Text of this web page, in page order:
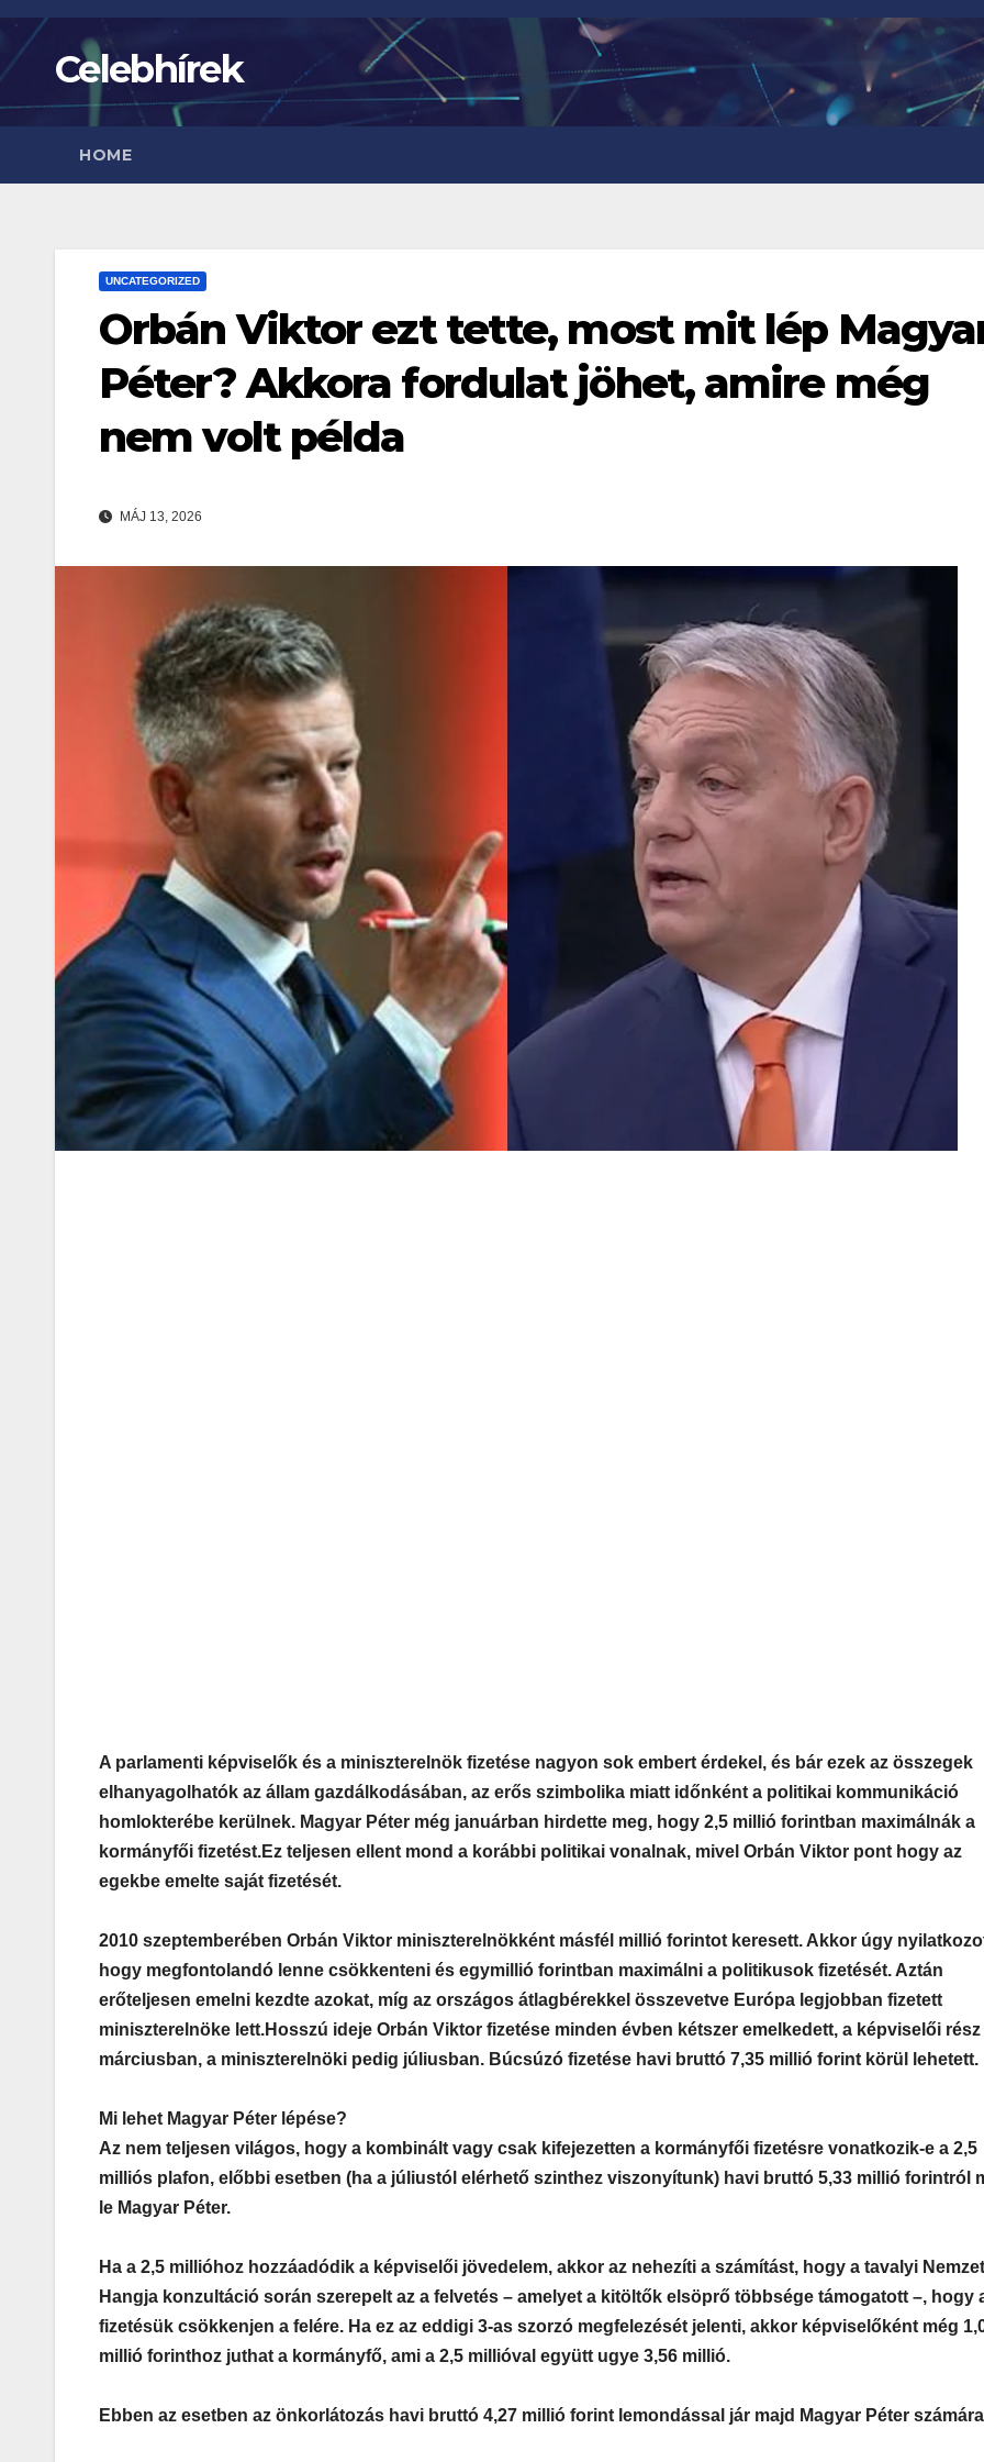
Skip
content Celebhírek
HOME
UNCATEGORIZED
Orbán Viktor ezt tette, most mit lép
Péter? Akkora fordulat jöhet, amire még
nem volt példa
MÁJ 13, 2026
A parlamenti képviselők és a miniszterelnök fizetése nagyon sok embert érdekel, és bár ezek az összegek
elhanyagolhatók az állam gazdálkodásában, az erős szimbolika miatt időnként a politikai kommunikáció
homlokterébe kerülnek. Magyar Péter még januárban hirdette meg, hogy 2,5 millió forintban maximálnák a
kormányfői fizetést.Ez teljesen ellent mond a korábbi politikai vonalnak, mivel Orbán Viktor pont hogy az
egekbe emelte saját fizetését.
2010 szeptemberében Orbán Viktor miniszterelnökként másfél millió forintot keresett. Akkor úgy
hogy megfontolandó lenne csökkenteni és egymillió forintban maximálni a politikusok fizetését. Aztán
erőteljesen emelni kezdte azokat, míg az országos átlagbérekkel összevetve Európa legjobban fizetett
miniszterelnöke lett.Hosszú ideje Orbán Viktor fizetése minden évben kétszer emelkedett, a képviselői rész
márciusban, a miniszterelnöki pedig júliusban. Búcsúzó fizetése havi bruttó 7,35 millió forint körül lehetett.
Mi lehet Magyar Péter lépése?
Az nem teljesen világos, hogy a kombinált vagy csak kifejezetten a kormányfői fizetésre vonatkozik-e a 2,5
milliós plafon, előbbi esetben (ha a júliustól elérhető szinthez viszonyítunk) havi bruttó 5,33 millió forintról
le Magyar Péter.
Ha a 2,5 millióhoz hozzáadódik a képviselői jövedelem, akkor az nehezíti a számítást, hogy a tavalyi Nemzet
Hangja konzultáció során szerepelt az a felvetés – amelyet a kitöltők elsöprő többsége támogatott –, hogy
fizetésük csökkenjen a felére. Ha ez az eddigi 3-as szorzó megfelezését jelenti, akkor képviselőként még
millió forinthoz juthat a kormányfő, ami a 2,5 millióval együtt ugye 3,56 millió.
Ebben az esetben az önkorlátozás havi bruttó 4,27 millió forint lemondással jár majd Magyar Péter